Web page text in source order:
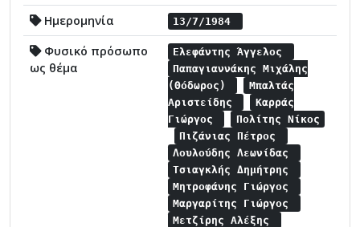
Ημερομηνία 13/7/1984
Φυσικό πρόσωπο
ως θέμα
Ελεφάντης Άγγελος
Παπαγιαννάκης Μιχάλης
(Θόδωρος)
Μπαλτάς
Αριστείδης
Καρράς
Γιώργος
Πολίτης Νίκος
Πιζάνιας Πέτρος
Λουλούδης Λεωνίδας
Τσιαγκλής Δημήτρης
Μητροφάνης Γιώργος
Μαργαρίτης Γιώργος
Μετζίρης Αλέξης